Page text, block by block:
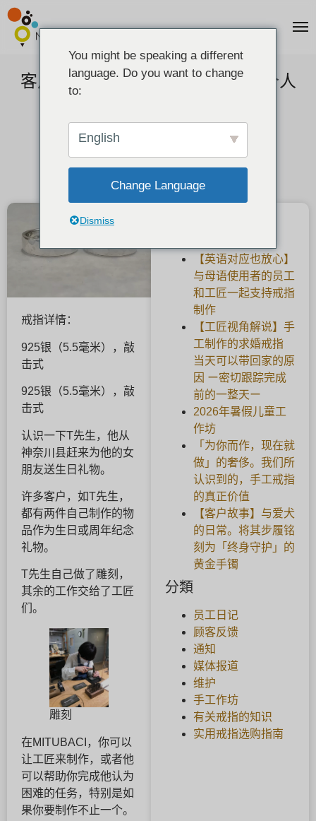
客户的声音]两个银色对戒是由一个人
戒指详情：
925银（5.5毫米），敲
击式
925银（5.5毫米），敲
击式
认识一下T先生，他从
神奈川县赶来为他的女
朋友送生日礼物。
许多客户，如T先生，
都有两件自己制作的物
品作为生日或周年纪念
礼物。
T先生自己做了雕刻，
其余的工作交给了工匠
们。
雕刻
在MITUBACI，你可以
让工匠来制作，或者他
可以帮助你完成他认为
困难的任务，特别是如
果你要制作不止一个。
【英语对应也放心】
与母语使用者的员工
和工匠一起支持戒指
制作
【工匠视角解说】手
工制作的求婚戒指
当天可以带回家的原
因 ー密切跟踪完成
前的一整天ー
2026年暑假儿童工
作坊
「为你而作，现在就
做」的奢侈。我们所
认识到的，手工戒指
的真正价值
【客户故事】与爱犬
的日常。将其步履铭
刻为「终身守护」的
黄金手镯
分類
员工日记
顾客反馈
通知
媒体报道
维护
手工作坊
有关戒指的知识
实用戒指选购指南
You might be speaking a different
language. Do you want to change
to:
English
Change Language
Dismiss